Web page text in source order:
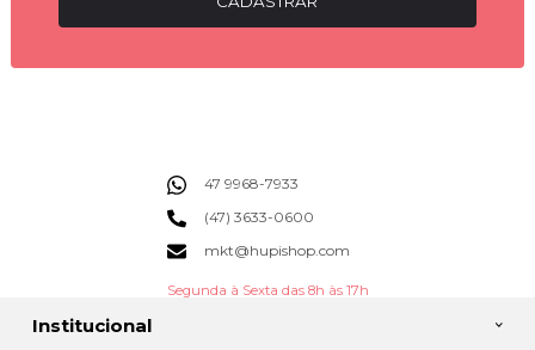
Institucional
47 9968-7933
(47) 3633-0600
mkt@hupishop.com
Segunda à Sexta das 8h às 17h